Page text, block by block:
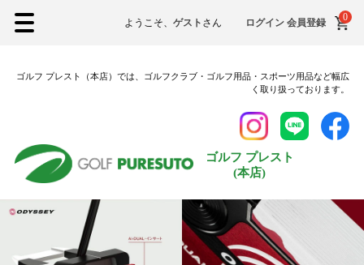
ようこそ、 ゲスト さん ログイン 会員登録 0
ゴルフ プレスト（本店）では、ゴルフクラブ・ゴルフ用品・スポーツ用品など幅広
く取り扱っております。
ゴルフ プレスト
(本店)
27.5cm
29.0cm
在庫なし商品
在庫なし商品を表示しない